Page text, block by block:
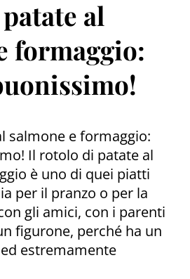
al
formaggio:
salmone e formaggio:
Il rotolo di patate al
è uno di quei piatti
per il pranzo o per la
gli amici, con i parenti
figurone, perché ha un
estremamente